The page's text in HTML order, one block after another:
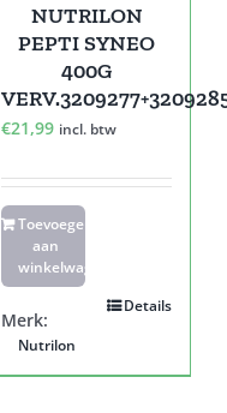
NUTRILON
PEPTI SYNEO
400G
€21,99 incl. btw
Toevoegen
aan
winkelwagen
Details
Merk:
Nutrilon